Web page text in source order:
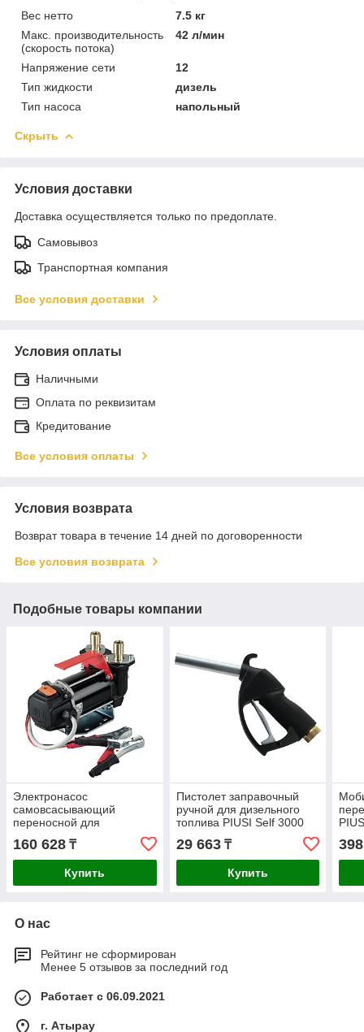
Вес нетто
7.5 кг
Макс. производительность
(скорость потока)
42 л/мин
Напряжение сети
12
Тип жидкости
дизель
Тип насоса
напольный
Скрыть
Условия доставки
Доставка осуществляется только по предоплате.
Самовывоз
Транспортная компания
Все условия доставки
Условия оплаты
Наличными
Оплата по реквизитам
Кредитование
Все условия оплаты
Условия возврата
Возврат товара в течение 14 дней по договоренности
Все условия возврата
Подобные товары компании
Электронасос
самовсасывающий
переносной для
перекачки дизельного
топлива PIUSI Carry 3000
Inline 24V 50л/мин
160 628 ₸
Купить
Пистолет заправочный
ручной для дизельного
топлива PIUSI Self 3000
150л/мин F0065000A
29 663₸
Купить
О нас
Рейтинг не сформирован
Менее 5 отзывов за последний год
Работает с 06.09.2021
г. Атырау